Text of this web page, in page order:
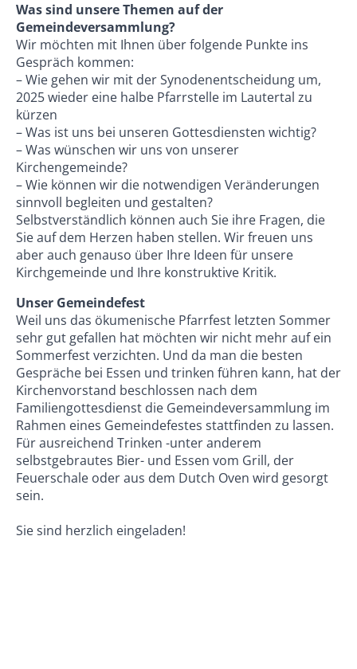
Was sind unsere Themen auf der
Gemeindeversammlung?
Wir möchten mit Ihnen über folgende Punkte ins
Gespräch kommen:
– Wie gehen wir mit der Synodenentscheidung um,
2025 wieder eine halbe Pfarrstelle im Lautertal zu
kürzen
– Was ist uns bei unseren Gottesdiensten wichtig?
– Was wünschen wir uns von unserer
Kirchengemeinde?
– Wie können wir die notwendigen Veränderungen
sinnvoll begleiten und gestalten?
Selbstverständlich können auch Sie ihre Fragen, die
Sie auf dem Herzen haben stellen. Wir freuen uns
aber auch genauso über Ihre Ideen für unsere
Kirchgemeinde und Ihre konstruktive Kritik.
Unser Gemeindefest
Weil uns das ökumenische Pfarrfest letzten Sommer
sehr gut gefallen hat möchten wir nicht mehr auf ein
Sommerfest verzichten. Und da man die besten
Gespräche bei Essen und trinken führen kann, hat der
Kirchenvorstand beschlossen nach dem
Familiengottesdienst die Gemeindeversammlung im
Rahmen eines Gemeindefestes stattfinden zu lassen.
Für ausreichend Trinken -unter anderem
selbstgebrautes Bier- und Essen vom Grill, der
Feuerschale oder aus dem Dutch Oven wird gesorgt
sein.
Sie sind herzlich eingeladen!